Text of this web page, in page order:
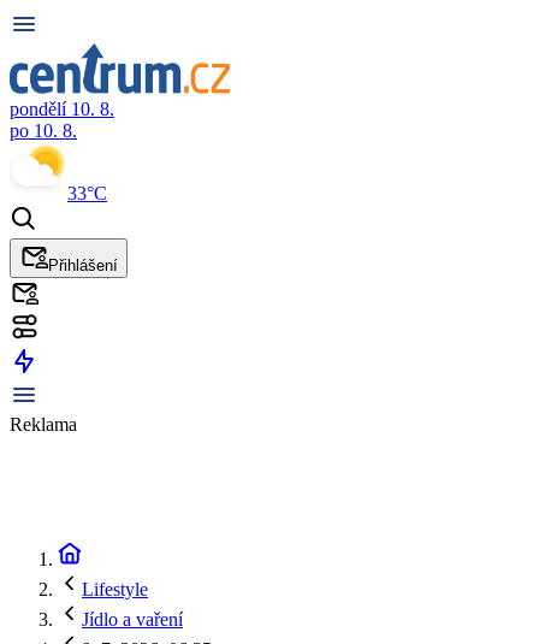
pondělí 10. 8.
po 10. 8.
33°C
Přihlášení
Reklama
Lifestyle
Jídlo a vaření